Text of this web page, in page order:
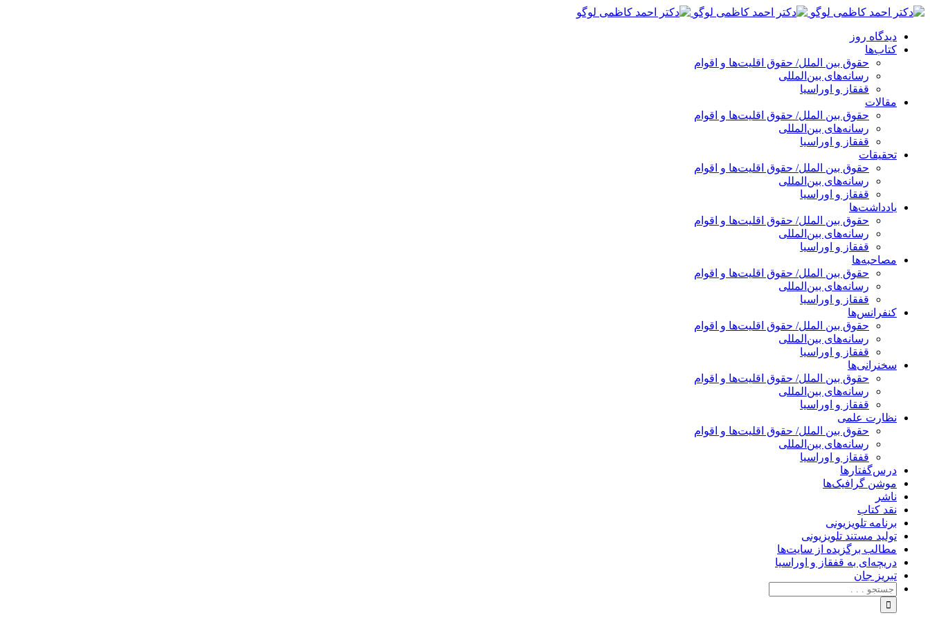
پرش
محتوا
دیدگاه روز
کتاب‌ها
حقوق بین الملل/ حقوق اقلیت‌ها و اقوام
رسانه‌های بین‌المللی
قفقاز و اوراسیا
مقالات
حقوق بین الملل/ حقوق اقلیت‌ها و اقوام
رسانه‌های بین‌المللی
قفقاز و اوراسیا
تحقیقات
حقوق بین الملل/ حقوق اقلیت‌ها و اقوام
رسانه‌های بین‌المللی
قفقاز و اوراسیا
یادداشت‌ها
حقوق بین الملل/ حقوق اقلیت‌ها و اقوام
رسانه‌های بین‌المللی
قفقاز و اوراسیا
مصاحبه‌ها
حقوق بین الملل/ حقوق اقلیت‌ها و اقوام
رسانه‌های بین‌المللی
قفقاز و اوراسیا
کنفرانس‌ها
حقوق بین الملل/ حقوق اقلیت‌ها و اقوام
رسانه‌های بین‌المللی
قفقاز و اوراسیا
سخنرانی‌ها
حقوق بین الملل/ حقوق اقلیت‌ها و اقوام
رسانه‌های بین‌المللی
قفقاز و اوراسیا
نظارت علمی
حقوق بین الملل/ حقوق اقلیت‌ها و اقوام
رسانه‌های بین‌المللی
قفقاز و اوراسیا
درس‌گفتارها
موشن گرافیک‌ها
ناشر
نقد کتاب
برنامه‌ تلویزیونی
تولید مستند تلویزیونی
مطالب برگزیده از سایت‌ها
دریچه‌ای به قفقاز و اوراسیا
تبریزِ جان
جستجو
برای: